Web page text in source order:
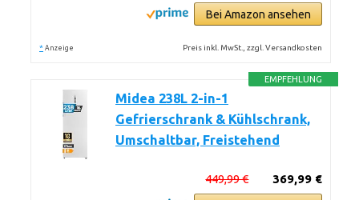
Bei Amazon ansehen
* Anzeige Preis inkl. MwSt., zzgl. Versandkosten
EMPFEHLUNG
Midea 238L 2-in-1
Gefrierschrank & Kühlschrank,
Umschaltbar, Freistehend
369,99 €
449,99 €